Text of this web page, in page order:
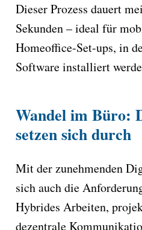
Dieser Prozess dauert
Sekunden – ideal für
Homeoffice-Set-ups, in
Software installiert
Wandel im Büro:
setzen sich durch
Mit der zunehmenden
sich auch die
Hybrides Arbeiten,
dezentrale